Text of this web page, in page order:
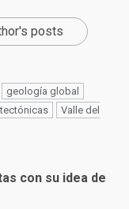
posts
geología global
Valle del
con su idea de